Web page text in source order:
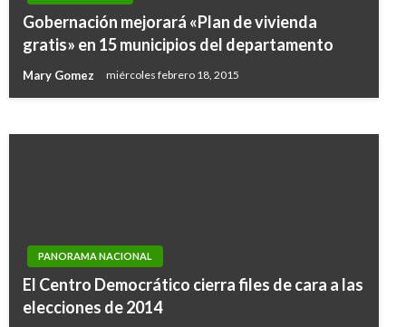
Gobernación mejorará «Plan de vivienda
gratis» en 15 municipios del departamento
Mary Gomez miércoles febrero 18, 2015
Esta es la trayectoria del nuevo Premio Nobel
PANORAMA NACIONAL
El Centro Democrático cierra files de cara a las
elecciones de 2014